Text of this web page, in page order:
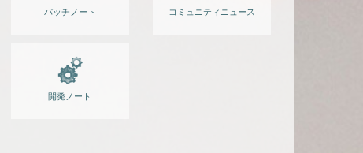
パッチノート コミュニティニュース
開発ノート